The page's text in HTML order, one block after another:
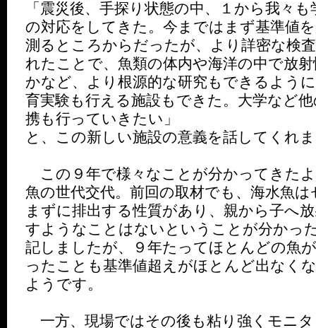
「震災後、手探り状態の中、１から我々
の対応をしてきた。今まではまず基準値
測るところからだったが、より詳密な検
れたことで、魚類の体内や海洋の中で放
かなど、より根源的な研究もできるよう
育実験も行える施設もできた。大学など
携も行っていきたい」
と、この新しい施設の意義を話してくれ
この９年で様々なことが分かってきた
魚の世代交代。前回の取材でも、海水魚
まずに排出する性質があり、親から子へ
すようなことはないということが分かっ
記しましたが、９年たってほとんどの魚
ったことも基準値超えがほとんど出なく
ようです。
一方、現場ではその後も粘り強くモニ